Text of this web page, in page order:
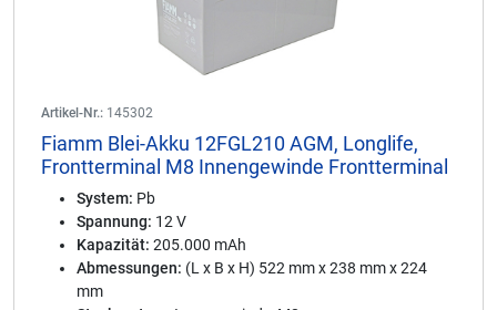
Artikel-Nr.: 145302
Fiamm Blei-Akku 12FGL210 AGM, Longlife,
Frontterminal M8 Innengewinde Frontterminal
System: Pb
Spannung: 12 V
Kapazität: 205.000 mAh
Abmessungen: (L x B x H) 522 mm x 238 mm x 224
mm